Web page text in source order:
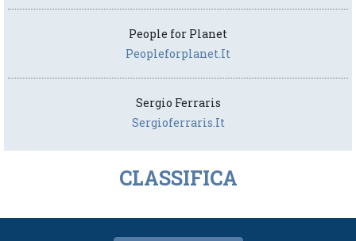
People for Planet
Peopleforplanet.it
Sergio Ferraris
Sergioferraris.it
CLASSIFICA